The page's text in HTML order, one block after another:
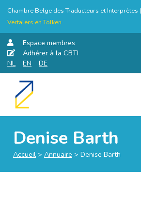
Chambre Belge des Traducteurs et Interprètes |
Vertalers en Tolken
Espace membres
Adhérer à la CBTI
NL
EN DE
Aller
Denise Barth
Accueil > Annuaire > Denise Barth